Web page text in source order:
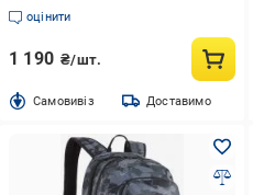
оцінити
1 190 ₴/шт.
Cамовивіз Доставимо